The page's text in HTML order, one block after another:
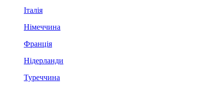
Італія
Німеччина
Франція
Нідерланди
Туреччина